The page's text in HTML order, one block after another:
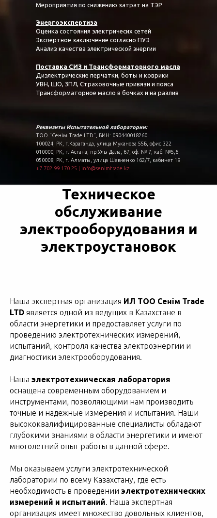
Мероприятия по снижению затрат на ТЭР
Энергоэкспертиза
Оценка состояния электричесих сетей
Экспертное заключение согласно ПУЭ
Анализ качества электрической энергии
Поставка СИЗ и Трансформаторного масла
Диэлектрические перчатки, боты и коврики
УВН, ШО, ЗПЛ, Страховочные привязи и пояса
Трансформаторное масло в бочках и на разлив
Реквизиты Испытательной лаборатории:
ТОО "Сенім Trade LTD", БИН: 090440018260
100024, РК, г.Караганда, улица Муканова 55Б, офис 322
010000, РК, г. Астана, пр.Улы Дала, 67, оф. № 7, каб. №5,6
050008, РК, г. Алматы, улица Шевченко 162/7, кабинет 19
+7 702 99 170 25
info@senimtrade.kz
Техническое
обслуживание
электрооборудования и
электроустановок
Наша экспертная организация ИЛ ТОО Сенім Trade
LTD является одной из ведущих в Казахстане в
области энергетики и предоставляет услуги по
проведению электротехнических измерений,
испытаний, контроля качества электроэнергии и
диагностики электрооборудования.
Наша электротехническая лаборатория
оснащена современным оборудованием и
инструментами, позволяющими нам производить
точные и надежные измерения и испытания. Наши
высококвалифицированные специалисты обладают
глубокими знаниями в области энергетики и имеют
многолетний опыт работы в данной сфере.
Мы оказываем услуги электротехнической
лаборатории по всему Казахстану, где есть
необходимость в проведении электротехнических
измерений и испытаний. Наша экспертная
организация имеет множество довольных клиентов,